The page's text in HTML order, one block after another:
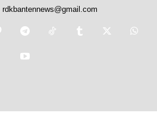
rdkbantennews@gmail.com